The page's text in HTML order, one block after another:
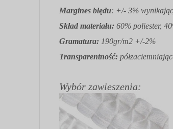
Margines błędu: +/- 3%
Skład materiału: 60% poliester,
Gramatura: 190gr/m2 +/-2%
Transparentność:
Wybór zawieszenia: